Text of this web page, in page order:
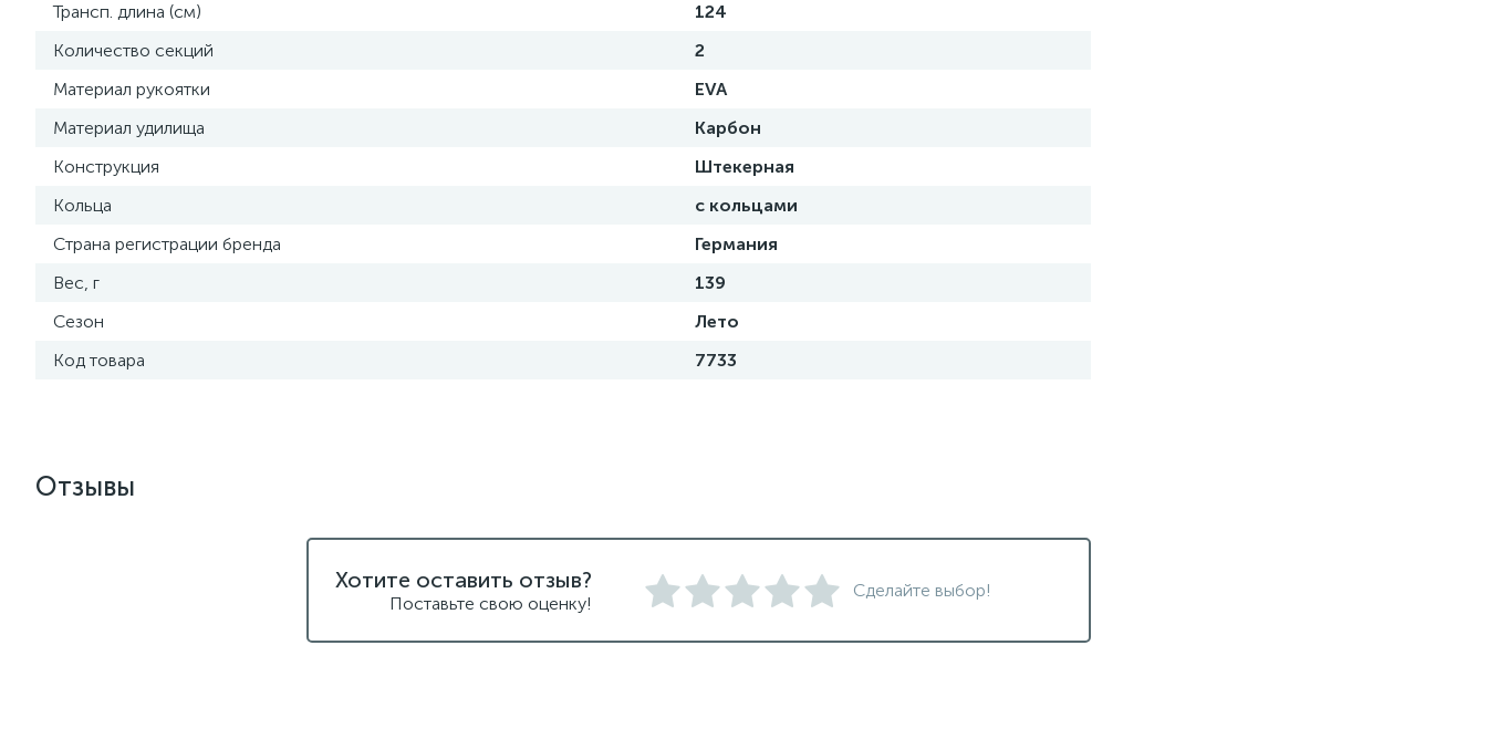
Трансп. длина (см)
124
Количество секций
2
Материал рукоятки
EVA
Материал удилища
Карбон
Конструкция
Штекерная
Кольца
с кольцами
Страна регистрации бренда
Германия
Вес, г
139
Сезон
Лето
Код товара
7733
Отзывы
Хотите оставить отзыв?
Поставьте свою оценку!
Сделайте выбор!